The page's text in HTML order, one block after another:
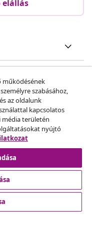
elállás
a vidaXL Marketplace
működésének
szabásához,
az oldalunk
kapcsolatos
média területén
nyújtó